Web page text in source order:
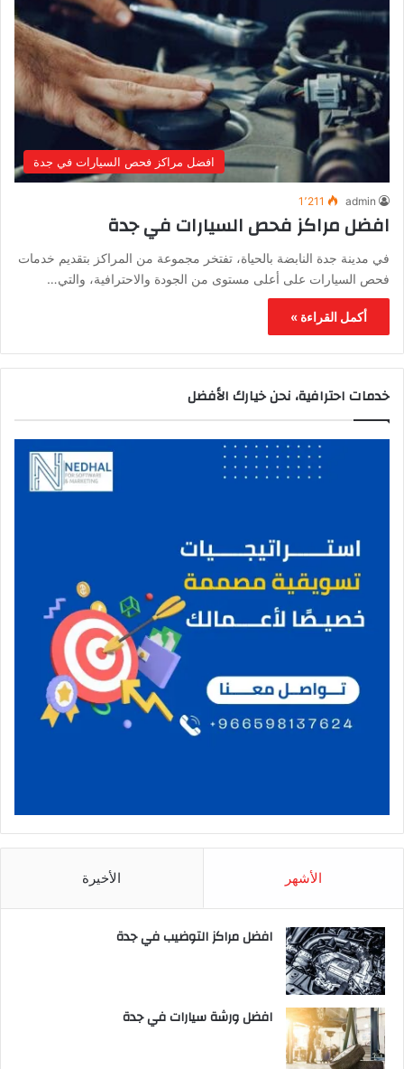
افضل مراكز فحص السيارات في جدة
admin 1٬211
افضل مراكز فحص السيارات في جدة
في مدينة جدة النابضة بالحياة، تفتخر مجموعة من المراكز بتقديم خدمات
فحص السيارات على أعلى مستوى من الجودة والاحترافية، والتي…
أكمل القراءة »
خدمات احترافية، نحن خيارك الأفضل
الأشهر الأخيرة
افضل مراكز التوضيب في جدة
افضل ورشة سيارات في جدة